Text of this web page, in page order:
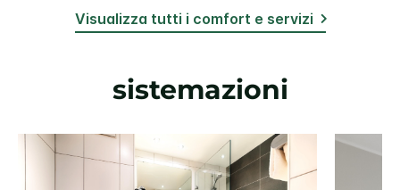
Visualizza tutti i comfort e servizi
sistemazioni